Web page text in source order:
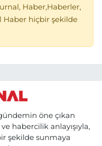
Haber,Haberler,
Haber hiçbir şekilde
öne çıkan
habercilik anlayışıyla,
şekilde sunmaya